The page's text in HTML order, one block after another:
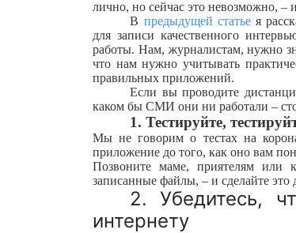
лично, но сейчас это невозможно, –
В предыдущей статьея
для записи качественного
работы. Нам, журналистам, нужно
что нам нужно учитывать
правильных приложений.
Если вы проводите
каком бы СМИ они ни работали –
1. Тестируйте,
Мы не говорим о тестах на
приложение до того, как оно вам
Позвоните маме, приятелям или
записанные файлы, – и сделайте
2. Убедитесь,
интернету